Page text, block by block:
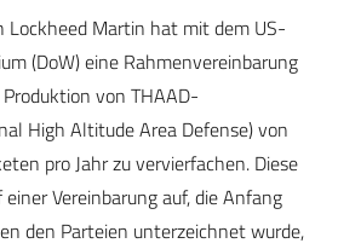
Lockheed Martin hat mit dem US-
(DoW) eine Rahmenvereinbarung
von THAAD-
High Altitude Area Defense) von
pro Jahr zu vervierfachen. Diese
Vereinbarung auf, die Anfang
den Parteien unterzeichnet wurde,